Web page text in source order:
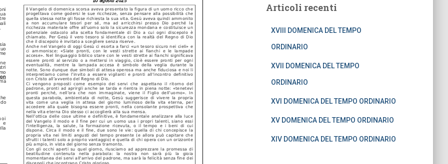
c
Articoli recenti
XVIII DOMENICA DEL TEMPO
ORDINARIO
XVII DOMENICA DEL TEMPO
ORDINARIO
XVI DOMENICA DEL TEMPO ORDINARIO
XV DOMENICA DEL TEMPO ORDINARIO
XIV DOMENICA DEL TEMPO ORDINARIO